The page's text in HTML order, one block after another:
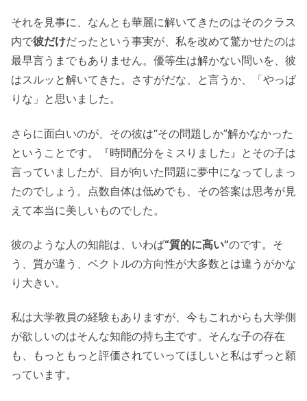
それを見事に、なんとも華麗に解いてきたのはそのクラス
内で彼だけだったという事実が、私を改めて驚かせたのは
最早言うまでもありません。優等生は解かない問いを、彼
はスルッと解いてきた。さすがだな、と言うか、「やっぱ
りな」と思いました。
さらに面白いのが、その彼は“その問題しか”解かなかった
ということです。『時間配分をミスりました』とその子は
言っていましたが、目が向いた問題に夢中になってしまっ
たのでしょう。点数自体は低めでも、その答案は思考が見
えて本当に美しいものでした。
彼のような人の知能は、いわば“質的に高い”のです。そ
う、質が違う、ベクトルの方向性が大多数とは違うがかな
り大きい。
私は大学教員の経験もありますが、今もこれからも大学側
が欲しいのはそんな知能の持ち主です。そんな子の存在
も、もっともっと評価されていってほしいと私はずっと願
っています。